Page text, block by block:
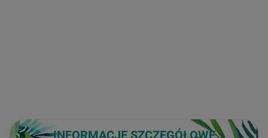
INFORMACJE SZCZEGÓŁOWE